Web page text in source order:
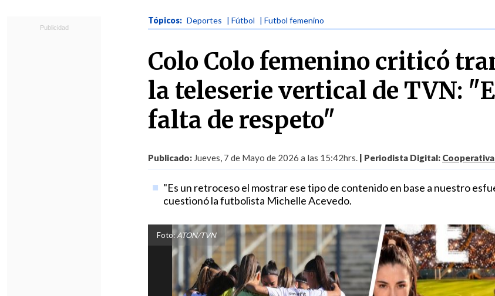
Tópicos: Deportes | Fútbol | Futbol femenino
Colo Colo femenino criticó
la teleserie vertical de TVN:
falta de respeto"
Publicado: Jueves, 7 de Mayo de 2026 a las 15:42hrs. | Periodista Digital:
"Es un retroceso el mostrar ese tipo de contenido en base a nuestro
cuestionó la futbolista Michelle Acevedo.
Foto:ATON/TVN